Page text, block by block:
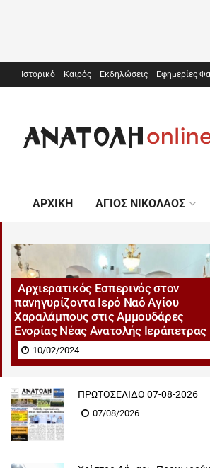
Αρχιερατικός Εσπερινός στον
πανηγυρίζοντα Ιερό Ναό Αγίου
Χαραλάμπους στις Αμμουδάρες
Ενορίας Νέας Ανατολής Ιεράπετρας
10/02/2024
ΠΡΩΤΟΣΕΛΙΔΟ 07-08-2026
07/08/2026
Ιστορικό Καιρός Εκδηλώσεις Εφημερίες
ΑΡΧΙΚΉ ΆΓΙΟΣ ΝΙΚΌΛΑΟΣ